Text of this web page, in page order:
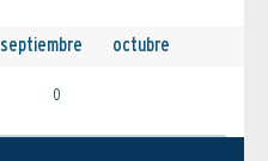
septiembre octubre
0